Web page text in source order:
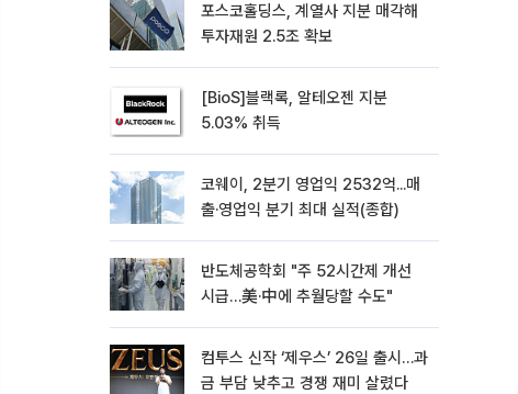
포스코홀딩스, 계열사 지분 매각해
투자재원 2.5조 확보
[BioS]블랙록, 알테오젠 지분
5.03% 취득
코웨이, 2분기 영업익 2532억...매
출·영업익 분기 최대 실적(종합)
반도체공학회 "주 52시간제 개선
시급…美·中에 추월당할 수도"
컴투스 신작 ‘제우스’ 26일 출시…과
금 부담 낮추고 경쟁 재미 살렸다